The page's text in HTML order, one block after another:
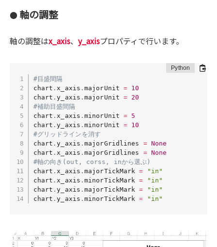
● 軸の調整
軸の調整はx_axis、 y_axisプロパティで行います。
#目盛間隔
chart . x_axis .majorUnit = 10
chart .y_axis .majorUnit = 20
#補助目盛間隔
chart . x_axis .minorUnit = 5
chart .y_axis .minorUnit = 10
#グリッドラインを消す
chart .y_axis .majorGridlines = None
chart . x_axis .majorGridlines = None
#軸の向き(out, corss, inから選ぶ)
chart . x_axis .majorTickMark =
"in"
chart . x_axis .minorTickMark =
"in"
chart .y_axis .majorTickMark =
"in"
chart .y_axis .minorTickMark = "in"